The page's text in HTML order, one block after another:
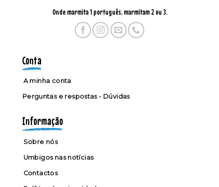
Onde marmita 1 português, marmitam 2 ou 3.
Conta
A minha conta
Perguntas e respostas - Dúvidas
Informação
Sobre nós
Umbigos nas notícias
Contactos